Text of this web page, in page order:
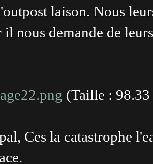
laison. Nous
il nous demande de
(Taille :
Ces la catastrophe